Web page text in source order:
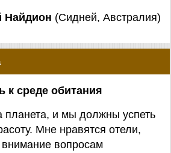
Найдион (Сидней, Австралия)
к среде обитания
планета, и мы должны успеть
Мне нравятся отели,
вопросам